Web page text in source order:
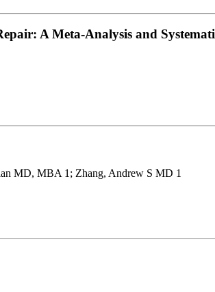
A Meta-Analysis and
MD, MBA 1; Zhang, Andrew S MD 1